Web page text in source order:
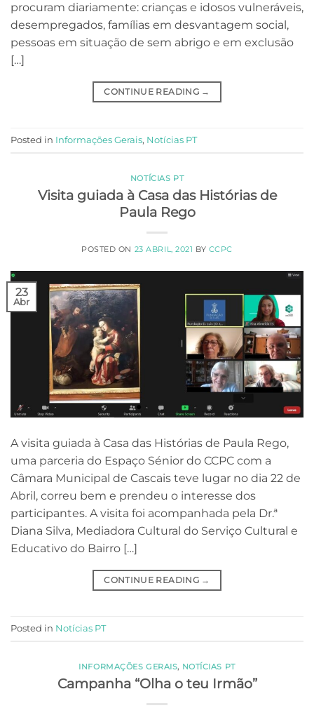
procuram diariamente: crianças e idosos vulneráveis,
desempregados, famílias em desvantagem social,
pessoas em situação de sem abrigo e em exclusão
[…]
CONTINUE READING →
Posted in Informações Gerais, Notícias PT
NOTÍCIAS PT
Visita guiada à Casa das Histórias de
Paula Rego
POSTED ON 23 ABRIL, 2021 BY CCPC
23
Abr
A visita guiada à Casa das Histórias de Paula Rego,
uma parceria do Espaço Sénior do CCPC com a
Câmara Municipal de Cascais teve lugar no dia 22 de
Abril, correu bem e prendeu o interesse dos
participantes. A visita foi acompanhada pela Dr.ª
Diana Silva, Mediadora Cultural do Serviço Cultural e
Educativo do Bairro […]
CONTINUE READING →
Posted in Notícias PT
INFORMAÇÕES GERAIS, NOTÍCIAS PT
Campanha “Olha o teu Irmão”